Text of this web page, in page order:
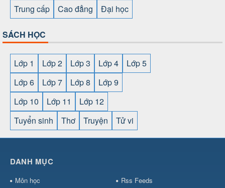
Trung cấp
Cao đẳng Đại học
SÁCH HỌC
Lớp 1 Lớp 2 Lớp 3 Lớp 4
Lớp 5
Lớp 6
Lớp 7 Lớp 8
Lớp 9
Lớp 10
Lớp 11
Lớp 12
Tuyển sinh
Thơ Truyện Tử vi
cái OPEN88⇔
⇔https://gameb52a.club/ https://taixiuonl.com/
DANH MỤC
Môn học Rss Feeds